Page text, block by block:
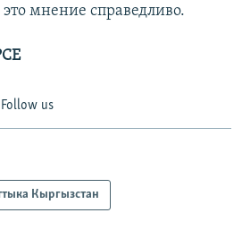
мнение справедливо.
Follow us
Кыргызстан